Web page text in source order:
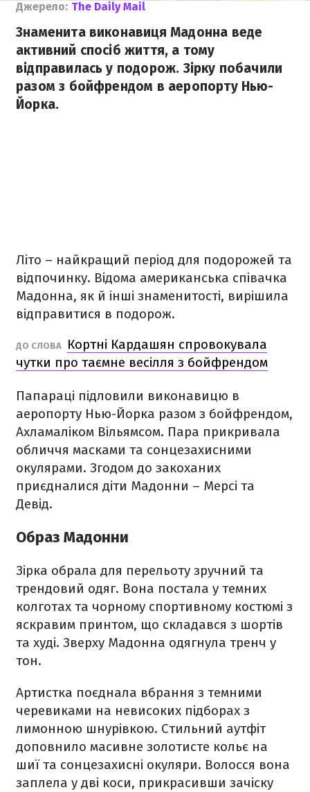
Джерело: The Daily Mail
Знаменита виконавиця Мадонна веде
активний спосіб життя, а тому
відправилась у подорож. Зірку побачили
разом з бойфрендом в аеропорту Нью-
Йорка.
Літо – найкращий період для подорожей та
відпочинку. Відома американська співачка
Мадонна, як й інші знаменитості, вирішила
відправитися в подорож.
ДО СЛОВА
Кортні Кардашян спровокувала
чутки про таємне весілля з бойфрендом
Папараці підловили виконавицю в
аеропорту Нью-Йорка разом з бойфрендом,
Ахламаліком Вільямсом. Пара прикривала
обличчя масками та сонцезахисними
окулярами. Згодом до закоханих
приєдналися діти Мадонни – Мерсі та
Девід.
Образ Мадонни
Зірка обрала для перельоту зручний та
трендовий одяг. Вона постала у темних
колготах та чорному спортивному костюмі з
яскравим принтом, що складався з шортів
та худі. Зверху Мадонна одягнула тренч у
тон.
Артистка поєднала вбрання з темними
черевиками на невисоких підборах з
лимонною шнурівкою. Стильний аутфіт
доповнило масивне золотисте кольє на
шиї та сонцезахисні окуляри. Волосся вона
заплела у дві коси, прикрасивши зачіску